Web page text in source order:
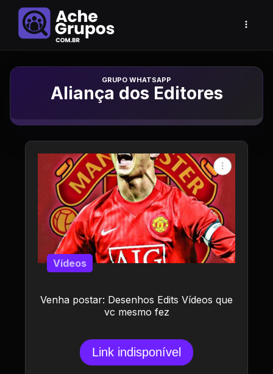
Grupo de Whatsapp
Aliança dos Editores
Venha postar: Desenhos Edits Vídeos que
vc mesmo fez
Vídeos
Link indisponível